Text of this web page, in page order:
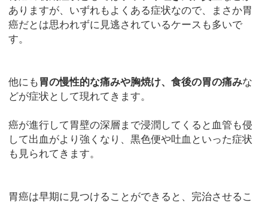
ありますが、いずれもよくある症状なので、まさか胃
癌だとは思われずに見逃されているケースも多いで
す。
他にも 胃の慢性的な痛みや胸焼け、食後の胃の痛みな
どが症状として現れてきます。
癌が進行して胃壁の深層まで浸潤してくると血管も侵
して出血がより強くなり、黒色便や吐血といった症状
も見られてきます。
胃癌は早期に見つけることができると、完治させるこ